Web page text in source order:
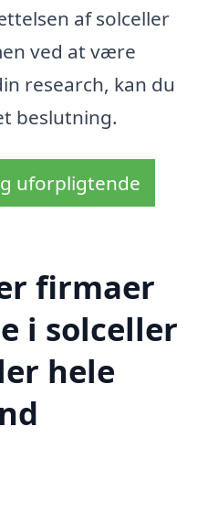
af solceller
ved at være
research, kan du
beslutning.
uforpligtende
firmaer
i solceller
hele